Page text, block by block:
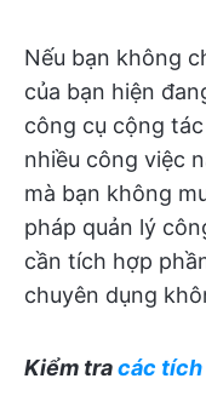
Nếu bạn không
của bạn hiện
công cụ cộng
nhiều công việc
mà bạn không
pháp quản lý
cần tích hợp
chuyên dụng
Kiểm tracác tích